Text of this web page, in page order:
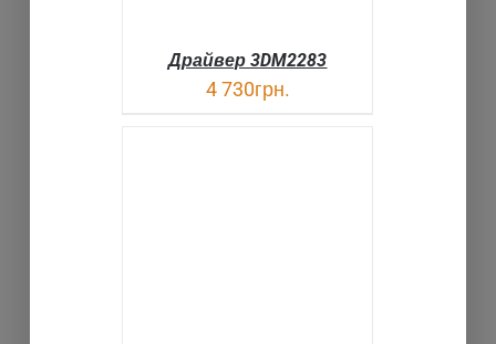
Драйвер 3DM2283
4 730грн.